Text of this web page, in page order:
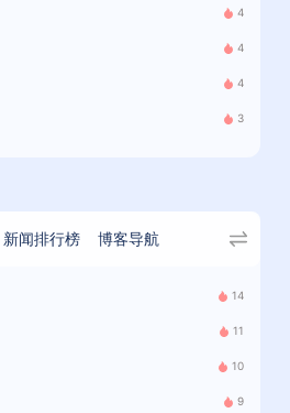
4
4
4
3
新闻排行榜 博客导航
14
11
10
9